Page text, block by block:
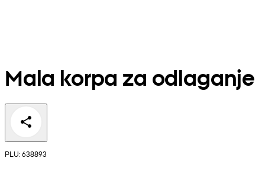
Mala korpa za odlaganje
PLU: 638893